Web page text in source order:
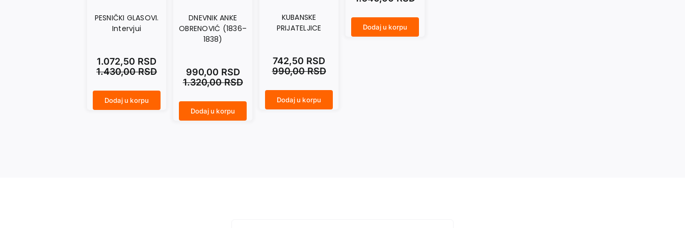
PESNIČKI GLASOVI.
Intervjui
1.430,00RSD
1.072,50 RSD
Dodaj u korpu
DNEVNIK ANKE
OBRENOVIĆ (1836–
1838)
1.320,00RSD
990,00 RSD
Dodaj u korpu
KUBANSKE
PRIJATELJICE
990,00RSD
742,50 RSD
Dodaj u korpu
Dodaj u korpu